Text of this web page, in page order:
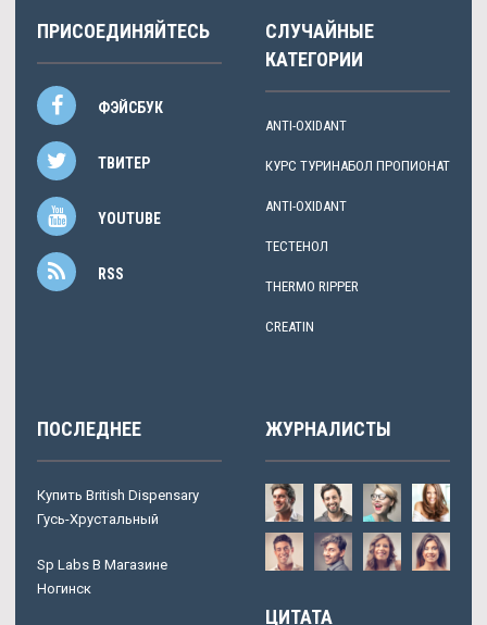
ПРИСОЕДИНЯЙТЕСЬ
ФЭЙСБУК
ТВИТЕР
YOUTUBE
RSS
СЛУЧАЙНЫЕ
КАТЕГОРИИ
ANTI-OXIDANT
КУРС ТУРИНАБОЛ ПРОПИОНАТ
ANTI-OXIDANT
ТЕСТЕНОЛ
THERMO RIPPER
CREATIN
ПОСЛЕДНЕЕ
Купить British Dispensary
Гусь-Хрустальный
Sp Labs В Магазине
Ногинск
ЖУРНАЛИСТЫ
ЦИТАТА